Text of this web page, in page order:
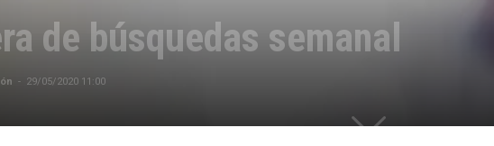
de búsquedas semanal
- 29/05/2020 11:00